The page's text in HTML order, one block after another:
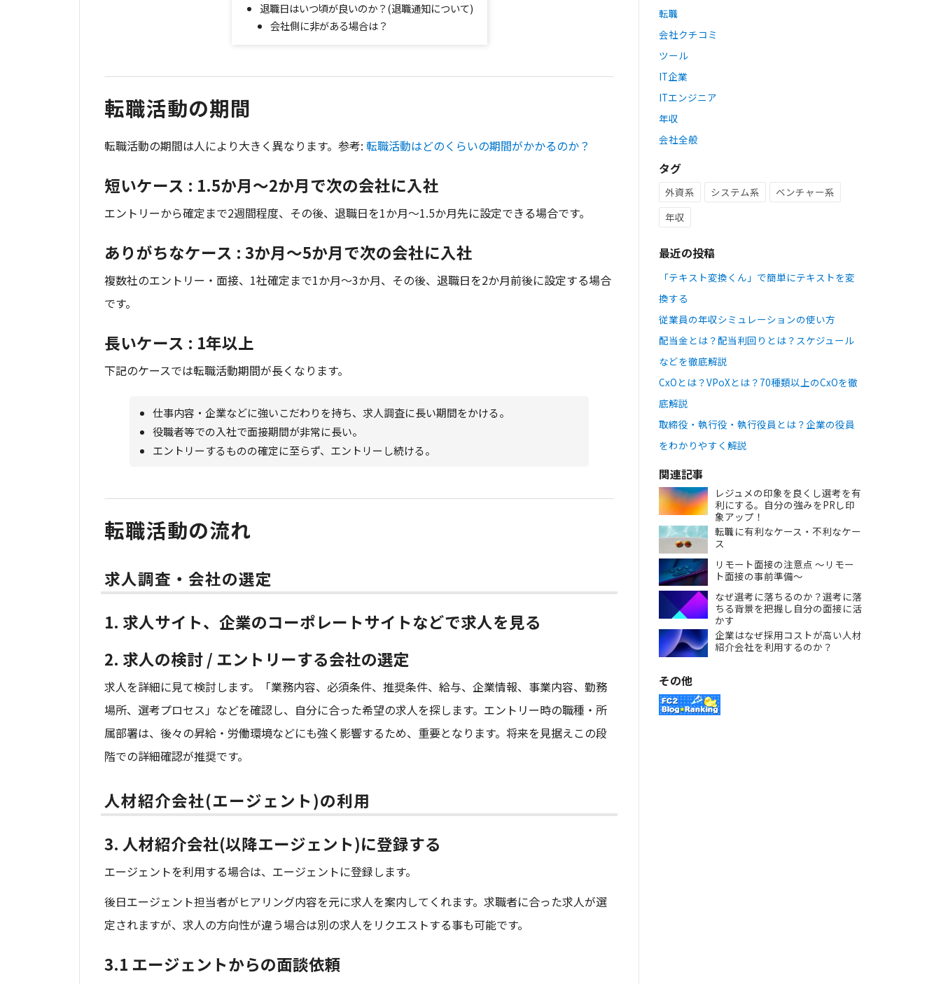
退職日はいつ頃が良いのか？(退職通知について)
会社側に非がある場合は？
転職活動の期間
転職活動の期間は人により大きく異なります。参考: 転職活動はどのくらいの期間がかかるのか？
短いケース : 1.5か月～2か月で次の会社に入社
エントリーから確定まで2週間程度、その後、退職日を1か月～1.5か月先に設定できる場合です。
ありがちなケース : 3か月～5か月で次の会社に入社
複数社のエントリー・面接、1社確定まで1か月～3か月、その後、退職日を2か月前後に設定する場合
です。
長いケース : 1年以上
下記のケースでは転職活動期間が長くなります。
仕事内容・企業などに強いこだわりを持ち、求人調査に長い期間をかける。
役職者等での入社で面接期間が非常に長い。
エントリーするものの確定に至らず、エントリーし続ける。
転職活動の流れ
求人調査・会社の選定
1. 求人サイト、企業のコーポレートサイトなどで求人を見る
2. 求人の検討 / エントリーする会社の選定
求人を詳細に見て検討します。「業務内容、必須条件、推奨条件、給与、企業情報、事業内容、勤務
場所、選考プロセス」などを確認し、自分に合った希望の求人を探します。エントリー時の職種・所
属部署は、後々の昇給・労働環境などにも強く影響するため、重要となります。将来を見据えこの段
階での詳細確認が推奨です。
人材紹介会社(エージェント)の利用
3. 人材紹介会社(以降エージェント)に登録する
エージェントを利用する場合は、エージェントに登録します。
後日エージェント担当者がヒアリング内容を元に求人を案内してくれます。求職者に合った求人が選
定されますが、求人の方向性が違う場合は別の求人をリクエストする事も可能です。
3.1 エージェントからの面談依頼
転職
会社クチコミ
ツール
IT企業
ITエンジニア
年収
会社全般
タグ
外資系 システム系
ベンチャー系
年収
最近の投稿
「テキスト変換くん」で簡単にテキストを変
換する
従業員の年収シミュレーションの使い方
配当金とは？配当利回りとは？スケジュール
などを徹底解説
CxOとは？VPoXとは？70種類以上のCxOを徹
底解説
取締役・執行役・執行役員とは？企業の役員
をわかりやすく解説
関連記事
レジュメの印象を良くし選考を有
利にする。自分の強みをPRし印
象アップ！
転職に有利なケース・不利なケー
ス
リモート面接の注意点 ～リモー
ト面接の事前準備～
なぜ選考に落ちるのか？選考に落
ちる背景を把握し自分の面接に活
かす
企業はなぜ採用コストが高い人材
紹介会社を利用するのか？
その他